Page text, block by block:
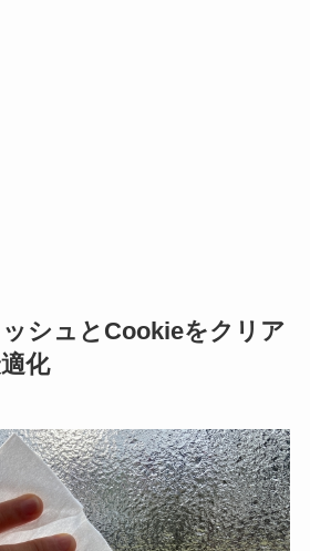
シュとCookieをクリア
化